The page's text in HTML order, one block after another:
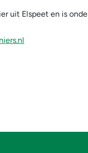
uit Elspeet en is